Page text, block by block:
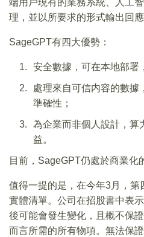
理，並以所要求的形式輸出回應
SageGPT有四大優勢：
安全數據，可在本地部署
處理來自可信内容的數據
準確性；
為企業而非個人設計，算
益。
目前，SageGPT仍處於商業化
值得一提的是，在今年3月，第
實體清單。公司在招股書中表
後可能會發生變化，且概不保
而言所需的所有物項。無法保